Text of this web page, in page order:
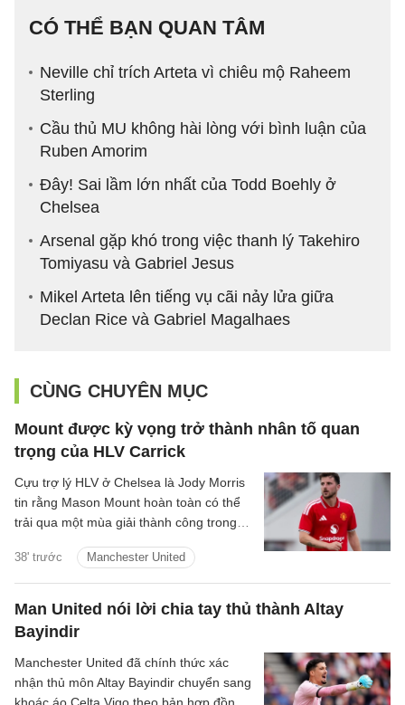
CÓ THỂ BẠN QUAN TÂM
Neville chỉ trích Arteta vì chiêu mộ Raheem
Sterling
Cầu thủ MU không hài lòng với bình luận của
Ruben Amorim
Đây! Sai lầm lớn nhất của Todd Boehly ở
Chelsea
Arsenal gặp khó trong việc thanh lý Takehiro
Tomiyasu và Gabriel Jesus
Mikel Arteta lên tiếng vụ cãi nảy lửa giữa
Declan Rice và Gabriel Magalhaes
CÙNG CHUYÊN MỤC
Mount được kỳ vọng trở thành nhân tố quan
trọng của HLV Carrick
38' trước Manchester United
Cựu trợ lý HLV ở Chelsea là Jody Morris
tin rằng Mason Mount hoàn toàn có thể
trải qua một mùa giải thành công trong
những nhân tố quan trọng dưới thời HLV
Michael Carrick.
Man United nói lời chia tay thủ thành Altay
Bayindir
Manchester United đã chính thức xác
nhận thủ môn Altay Bayindir chuyển sang